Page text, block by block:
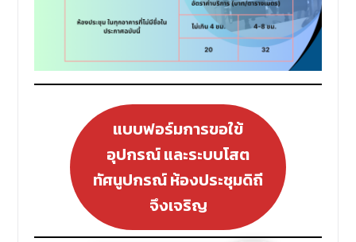
แบบฟอร์มการขอใข้
อุปกรณ์ และระบบโสต
ทัศนูปกรณ์ ห้องประชุมดิถี
จึงเจริญ